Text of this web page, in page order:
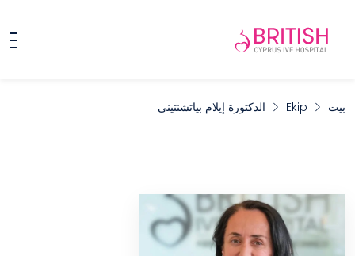
بيت Ekip الدكتورة إيلام بياتشنتيني